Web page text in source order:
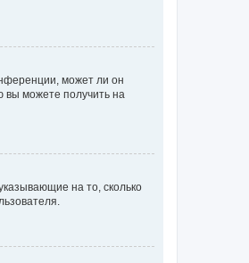
может ли он
вы можете получить на
на то, сколько